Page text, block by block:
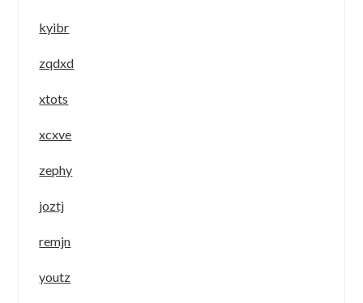
kyibr
zqdxd
xtots
xcxve
zephy
joztj
remjn
youtz